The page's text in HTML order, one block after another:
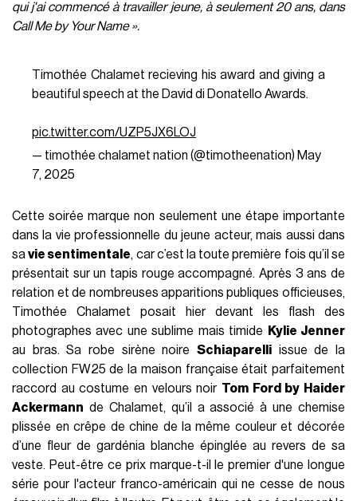
qui j'ai commencé à travailler jeune, à seulement 20 ans, dans
Call Me by Your Name ».
Timothée Chalamet recieving his award and giving a
beautiful speech at the David di Donatello Awards.
pic.twitter.com/UZP5JX6LOJ
— timothée chalamet nation (@timotheenation) May
7, 2025
Cette soirée marque non seulement une étape importante
dans la vie professionnelle du jeune acteur, mais aussi dans
savie sentimentale, car c’est la toute première fois qu’il se
présentait sur un tapis rouge accompagné. Après 3 ans de
relation et de nombreuses apparitions publiques officieuses,
Timothée Chalamet posait hier devant les flash des
photographes avec une sublime mais timide
Kylie Jenner
au bras. Sa robe sirène noire Schiaparelli issue de la
collection FW25 de la maison française était parfaitement
raccord au costume en velours noir Tom Ford by Haider
Ackermann de Chalamet, qu’il a associé à une chemise
plissée en crêpe de chine de la même couleur et décorée
d’une fleur de gardénia blanche épinglée au revers de sa
veste. Peut-être ce prix marque-t-il le premier d'une longue
série pour l'acteur franco-américain qui ne cesse de nous